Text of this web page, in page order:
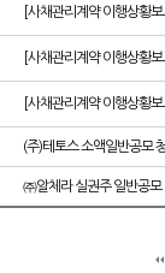
[사채관리계약 이행상황
[사채관리계약 이행상황
[사채관리계약 이행상황
(주)테토스 소액일반공모
㈜알체라 실권주 일반공모